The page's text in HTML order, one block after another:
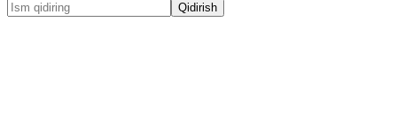
Qidirish